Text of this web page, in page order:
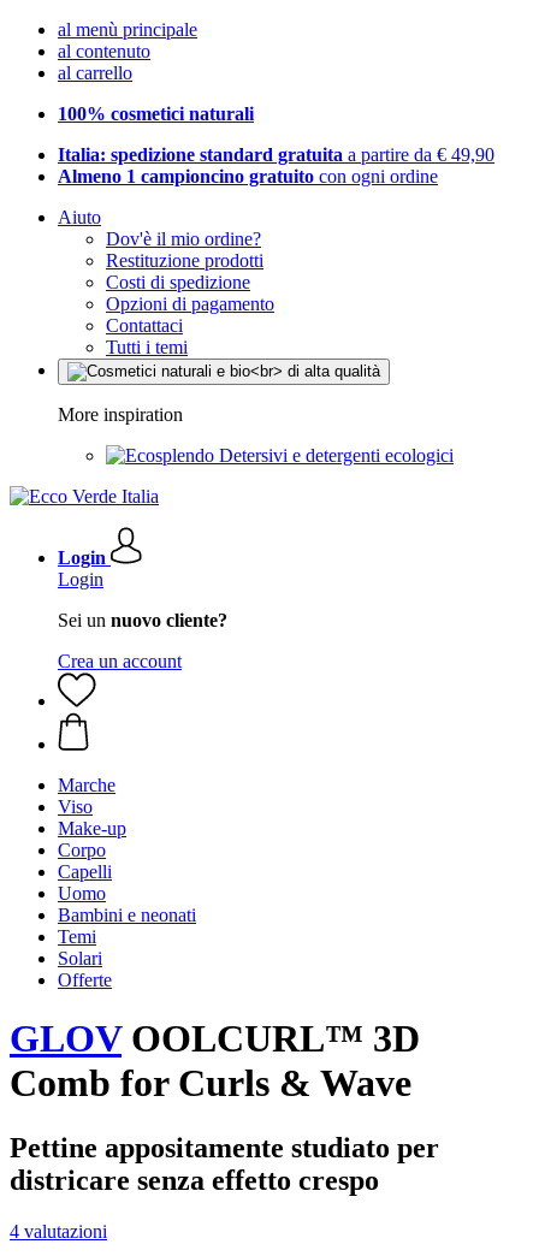
al menù principale
al contenuto
al carrello
100% cosmetici naturali
Italia: spedizione standard gratuita a partire da € 49,90
Almeno 1 campioncino gratuito con ogni ordine
Aiuto
Dov'è il mio ordine?
Restituzione prodotti
Costi di spedizione
Opzioni di pagamento
Contattaci
Tutti i temi
More inspiration
Detersivi e detergenti ecologici
Login
Login
Sei un nuovo cliente?
Crea un account
Marche
Viso
Make-up
Corpo
Capelli
Uomo
Bambini e neonati
Temi
Solari
Offerte
GLOVOOLCURL™ 3D
Comb for Curls & Wave
Pettine appositamente studiato per
districare senza effetto crespo
4 valutazioni